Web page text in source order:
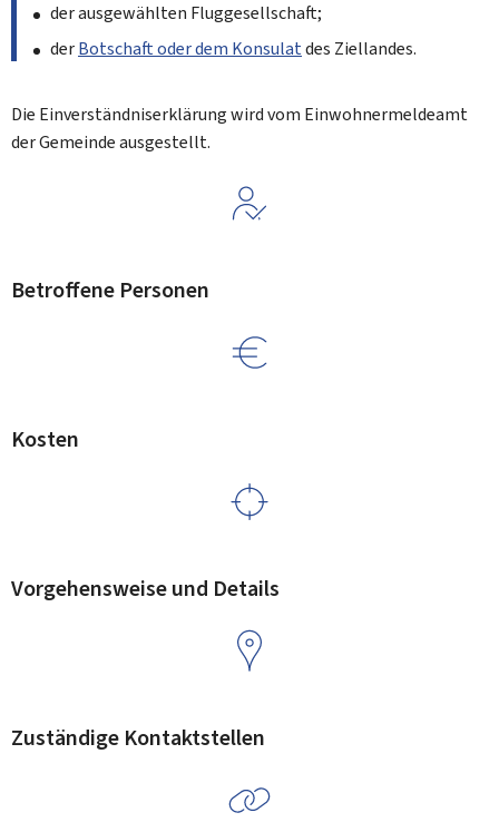
der ausgewählten Fluggesellschaft;
derBotschaft oder dem Konsulatdes Ziellandes.
Die Einverständniserklärung wird vom Einwohnermeldeamt
der Gemeinde ausgestellt.
Betroffene Personen
Kosten
Vorgehensweise und Details
Zuständige Kontaktstellen